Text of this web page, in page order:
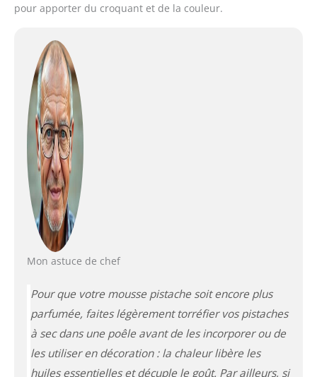
pour apporter du croquant et de la couleur.
Mon astuce de chef
Pour que votre mousse pistache soit encore plus
parfumée, faites légèrement torréfier vos pistaches
à sec dans une poêle avant de les incorporer ou de
les utiliser en décoration : la chaleur libère les
huiles essentielles et décuple le goût. Par ailleurs, si